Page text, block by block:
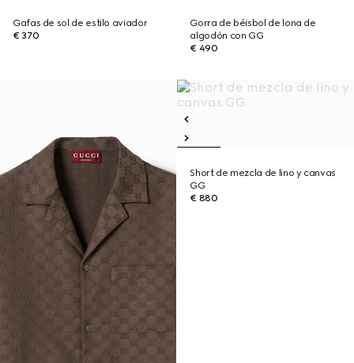
Gafas de sol de estilo aviador
€ 370
Gorra de béisbol de lona de
algodón con GG
€ 490
Short de mezcla de lino y canvas
GG
€ 880